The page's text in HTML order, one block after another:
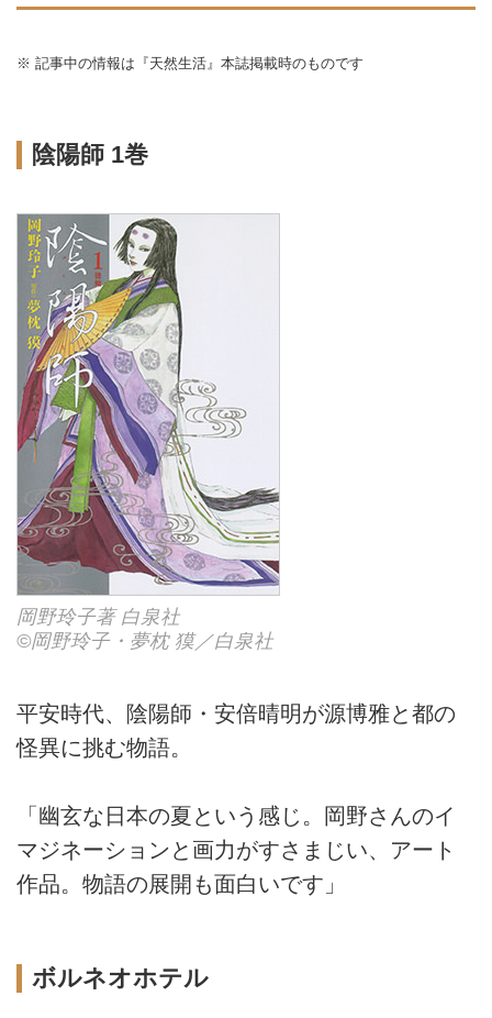
※ 記事中の情報は『天然生活』本誌掲載時のものです
陰陽師 1巻
岡野玲子著 白泉社
©岡野玲子・夢枕 獏／白泉社
平安時代、陰陽師・安倍晴明が源博雅と都の
怪異に挑む物語。
「幽玄な日本の夏という感じ。岡野さんのイ
マジネーションと画力がすさまじい、アート
作品。物語の展開も面白いです」
ボルネオホテル